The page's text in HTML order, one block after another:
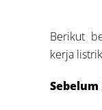
Berikut
kerja